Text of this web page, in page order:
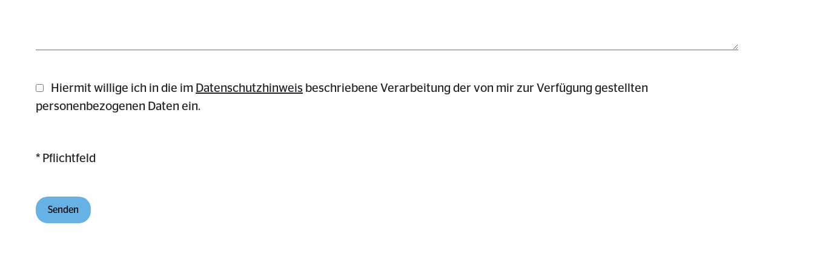
Hiermit willige ich in die im Daten­schutz­hinweis beschriebene Verarbeitung der von mir zur Verfügung gestellten
personenbezogenen Daten ein.
* Pflichtfeld